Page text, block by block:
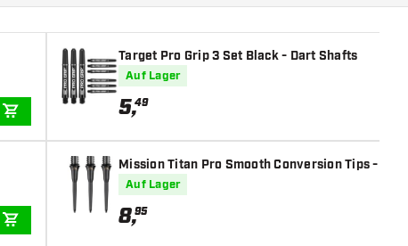
IN DEN WARENKORB
IN DEN WARENKORB
Target Pro Grip 3 Set Black - Dart Shafts
Auf Lager
5,49
Mission Titan Pro Smooth Conversion Tips -
Auf Lager
8,95